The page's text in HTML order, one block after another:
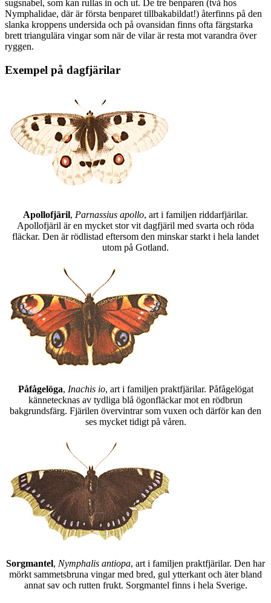
sugsnabel, som kan rullas in och ut. De tre benparen (två hos
Nymphalidae, där är första benparet tillbakabildat!) återfinns på den
slanka kroppens undersida och på ovansidan finns ofta färgstarka
brett triangulära vingar som när de vilar är resta mot varandra över
ryggen.
Exempel på dagfjärilar
Apollofjäril, Parnassius apollo, art i familjen riddarfjärilar.
Apollofjäril är en mycket stor vit dagfjäril med svarta och röda
fläckar. Den är rödlistad eftersom den minskar starkt i hela landet
utom på Gotland.
Påfågelöga, Inachis io, art i familjen praktfjärilar. Påfågelögat
kännetecknas av tydliga blå ögonfläckar mot en rödbrun
bakgrundsfärg. Fjärilen övervintrar som vuxen och därför kan den
ses mycket tidigt på våren.
Sorgmantel, Nymphalis antiopa, art i familjen praktfjärilar. Den har
mörkt sammetsbruna vingar med bred, gul ytterkant och äter bland
annat sav och rutten frukt. Sorgmantel finns i hela Sverige.